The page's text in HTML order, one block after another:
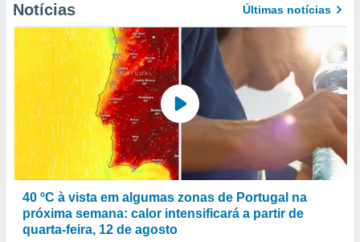
Notícias Últimas notícias
40 ºC à vista em algumas zonas de Portugal na
próxima semana: calor intensificará a partir de
quarta-feira, 12 de agosto